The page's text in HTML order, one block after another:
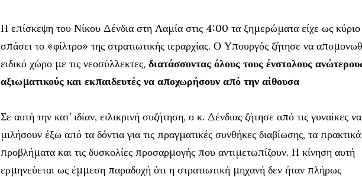
Η επίσκεψη του Νίκου Δένδια στη Λαμία στις 4:00 τα ξημερώματα είχε ως
σπάσει το «φίλτρο» της στρατιωτικής ιεραρχίας. Ο Υπουργός ζήτησε να
ειδικό χώρο με τις νεοσύλλεκτες, διατάσσοντας όλους τους ένστολους
αξιωματικούς και εκπαιδευτές να αποχωρήσουν από την αίθουσα
Σε αυτή την κατ’ ιδίαν, ειλικρινή συζήτηση, ο κ. Δένδιας ζήτησε από τις γυναίκες να
μιλήσουν έξω από τα δόντια για τις πραγματικές συνθήκες διαβίωσης, τα πρακτικά
προβλήματα και τις δυσκολίες προσαρμογής που αντιμετωπίζουν. Η κίνηση αυτή
ερμηνεύεται ως έμμεση παραδοχή ότι η στρατιωτική μηχανή δεν ήταν πλήρως